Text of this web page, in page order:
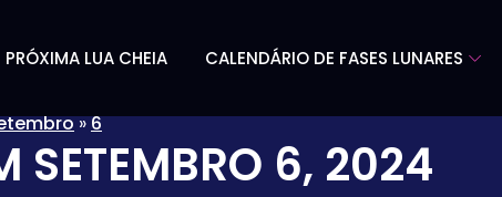
PRÓXIMA LUA CHEIA CALENDÁRIO DE FASES LUNARES
»6
SETEMBRO 6, 2024